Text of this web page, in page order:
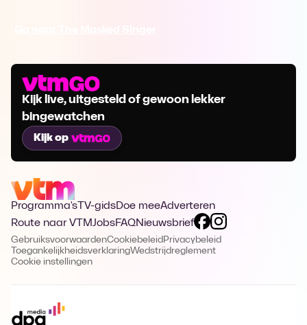
Kijk live, uitgesteld of gewoon lekker
bingewatchen
Kijk op
Programma's TV-gidsDoe meeAdverteren
Route naar VTMJobsFAQNieuwsbrief
GebruiksvoorwaardenCookiebeleid Privacybeleid
ToegankelijkheidsverklaringWedstrijdreglement
Cookie instellingen